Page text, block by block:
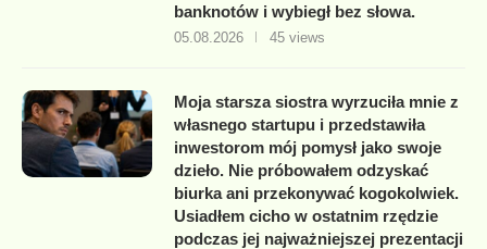
banknotów i wybiegł bez słowa.
05.08.2026 45 views
Moja starsza siostra wyrzuciła mnie z
własnego startupu i przedstawiła
inwestorom mój pomysł jako swoje
dzieło. Nie próbowałem odzyskać
biurka ani przekonywać kogokolwiek.
Usiadłem cicho w ostatnim rzędzie
podczas jej najważniejszej prezentacji